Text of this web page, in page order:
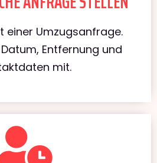
einer Umzugsanfrage.
Entfernung und
mit.